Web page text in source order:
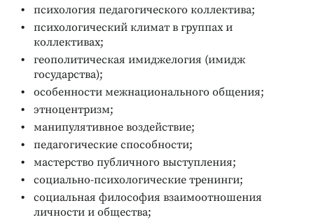
психология педагогического коллектива;
психологический климат в группах и
коллективах;
геополитическая имиджелогия (имидж
государства);
особенности межнационального общения;
этноцентризм;
манипулятивное воздействие;
педагогические способности;
мастерство публичного выступления;
социально-психологические тренинги;
социальная философия взаимоотношения
личности и общества;